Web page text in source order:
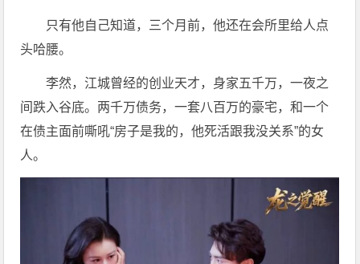
只有他自己知道，三个月前，他还在会所里给人点
头哈腰。
李然，江城曾经的创业天才，身家五千万，一夜之
间跌入谷底。两千万债务，一套八百万的豪宅，和一个
在债主面前嘶吼“房子是我的，他死活跟我没关系”的女
人。